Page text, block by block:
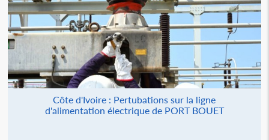
Côte d'Ivoire : Pertubations sur la ligne
d'alimentation électrique de PORT BOUET